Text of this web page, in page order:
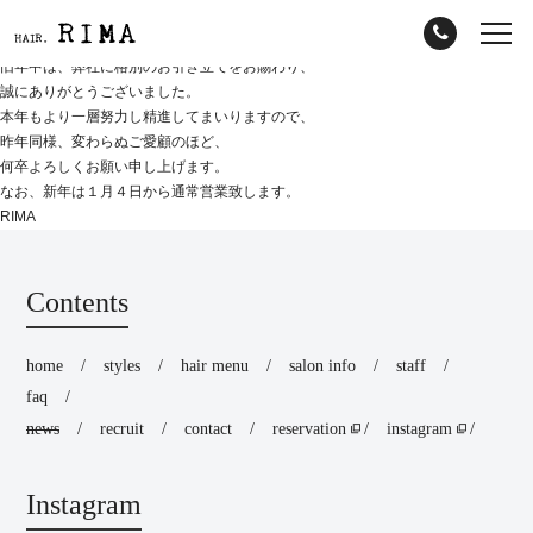
旧年中は、弊社に格別のお引き立てをお賜わり、
誠にありがとうございました。
本年もより一層努力し精進してまいりますので、
昨年同様、変わらぬご愛顧のほど、
何卒よろしくお願い申し上げます。
なお、新年は１月４日から通常営業致します。
RIMA
Contents
home styles hair menu salon info
staff
faq
news
recruit contact reservation instagram
Instagram